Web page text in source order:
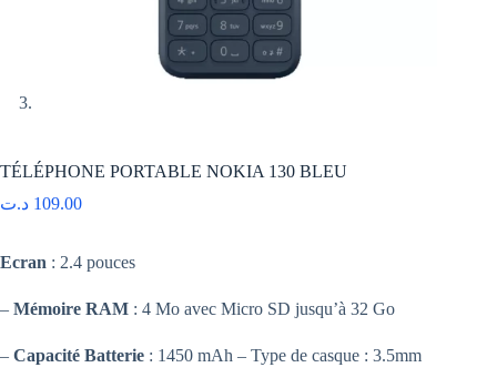
TÉLÉPHONE PORTABLE NOKIA 130 BLEU
109.00 د.ت
Ecran : 2.4 pouces
– Mémoire RAM : 4 Mo avec Micro SD jusqu’à 32 Go
– Capacité Batterie : 1450 mAh – Type de casque : 3.5mm